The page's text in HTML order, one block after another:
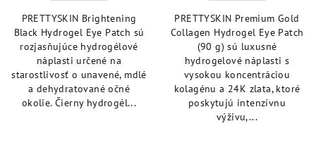
z
5
hviezdičiek.
PRETTYSKIN Brightening
Black Hydrogel Eye Patch sú
rozjasňujúce hydrogélové
náplasti určené na
starostlivosť o unavené, mdlé
a dehydratované očné
okolie. Čierny hydrogél...
z
5
hviezdičiek.
PRETTYSKIN Premium Gold
Collagen Hydrogel Eye Patch
(90 g) sú luxusné
hydrogelové náplasti s
vysokou koncentráciou
kolagénu a 24K zlata, ktoré
poskytujú intenzívnu
výživu,...